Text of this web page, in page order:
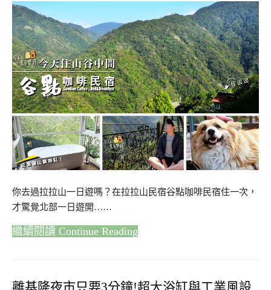
你去過拉拉山一日遊嗎？在拉拉山民宿谷點咖啡民宿住一次，
才驚覺北部一日遊開……
Continue Reading
離基隆夜市只要3分鐘!超大浴缸與工業風設